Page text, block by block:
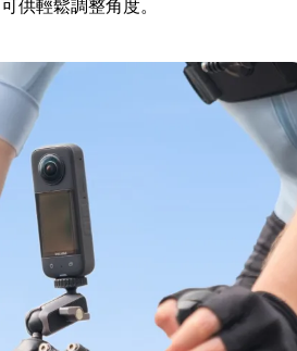
可供輕鬆調整角度。